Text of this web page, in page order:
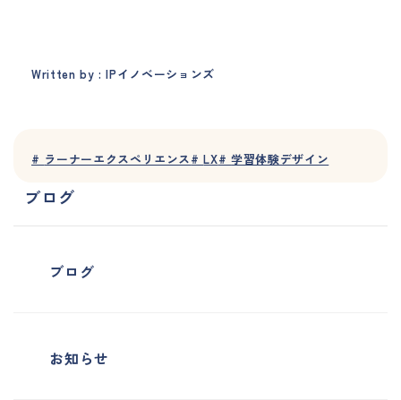
ブログ
ブログ
お知らせ
Written by : IPイノベーションズ
# ラーナーエクスペリエンス#LX#学習体験デザイン